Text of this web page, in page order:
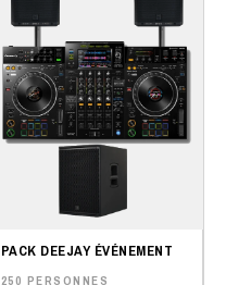
PACK DEEJAY ÉVÉNEMENT
250 PERSONNES